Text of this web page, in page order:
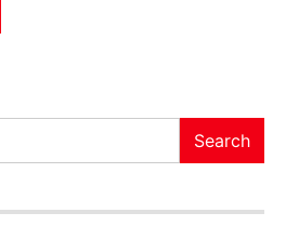
Search